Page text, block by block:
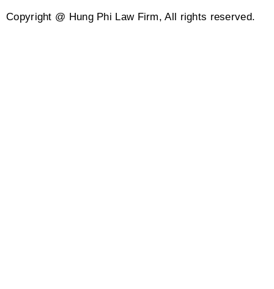
Copyright @ Hung Phi Law Firm, All rights reserved.